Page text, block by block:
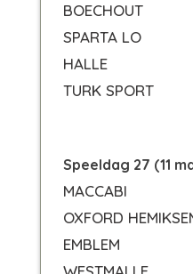
BOECHOUT
SPARTA LO
HALLE
TURK SPORT
Speeldag 27 (11
MACCABI
OXFORD
EMBLEM